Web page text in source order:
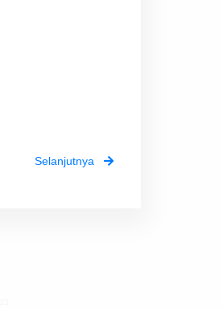
Selanjutnya